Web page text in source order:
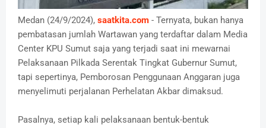
Medan (24/9/2024), saatkita.com - Ternyata, bukan hanya
pembatasan jumlah Wartawan yang terdaftar dalam Media
Center KPU Sumut saja yang terjadi saat ini mewarnai
Pelaksanaan Pilkada Serentak Tingkat Gubernur Sumut,
tapi sepertinya, Pemborosan Penggunaan Anggaran juga
menyelimuti perjalanan Perhelatan Akbar dimaksud.
Pasalnya, setiap kali pelaksanaan bentuk-bentuk